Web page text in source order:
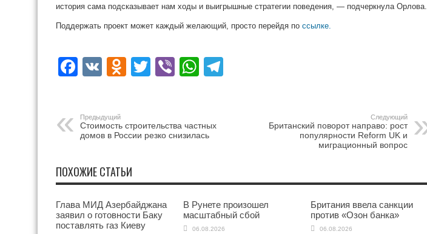
история сама подсказывает нам ходы и выигрышные стратегии поведения, — подчеркнула Орлова.
Поддержать проект может каждый желающий, просто перейдя по ссылке.
Facebook
VK Odnoklassniki
Twitter
ViberWhatsApp
Предыдущий
Стоимость строительства частных
домов в России резко снизилась
Следующий
Британский поворот направо: рост
популярности Reform UK и
миграционный вопрос
ПОХОЖИЕ СТАТЬИ
Глава МИД Азербайджана
заявил о готовности Баку
поставлять газ Киеву
В Рунете произошел
масштабный сбой
06.08.2026
Британия ввела санкции
против «Озон банка»
06.08.2026